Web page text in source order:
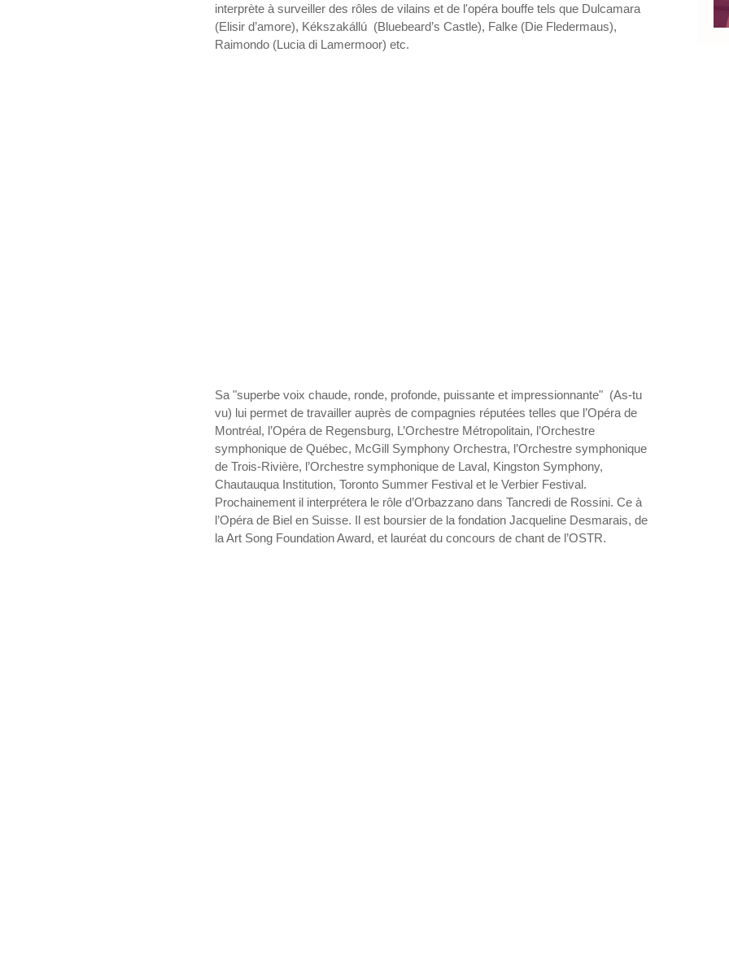
interprète à surveiller des rôles de vilains et de l'opéra bouffe tels que Dulcamara
(Elisir d’amore), Kékszakállú  (Bluebeard’s Castle), Falke (Die Fledermaus),
Raimondo (Lucia di Lamermoor) etc.
Sa "superbe voix chaude, ronde, profonde, puissante et impressionnante"  (As-tu
vu) lui permet de travailler auprès de compagnies réputées telles que l’Opéra de
Montréal, l’Opéra de Regensburg, L’Orchestre Métropolitain, l’Orchestre
symphonique de Québec, McGill Symphony Orchestra, l’Orchestre symphonique
de Trois-Rivière, l’Orchestre symphonique de Laval, Kingston Symphony,
Chautauqua Institution, Toronto Summer Festival et le Verbier Festival.
Prochainement il interprétera le rôle d’Orbazzano dans Tancredi de Rossini. Ce à
l’Opéra de Biel en Suisse. Il est boursier de la fondation Jacqueline Desmarais, de
la Art Song Foundation Award, et lauréat du concours de chant de l’OSTR.